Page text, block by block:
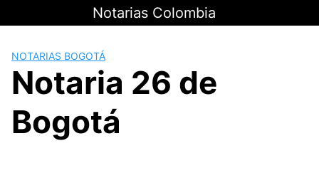
al
Notarias Colombia
NOTARIAS BOGOTÁ
Notaria 26 de
Bogotá